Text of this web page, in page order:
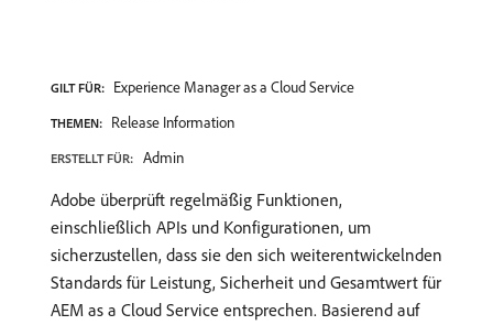
GILT FÜR: Experience Manager as a Cloud Service
THEMEN: Release Information
ERSTELLT FÜR: Admin
Adobe überprüft regelmäßig Funktionen,
einschließlich APIs und Konfigurationen, um
sicherzustellen, dass sie den sich weiterentwickelnden
Standards für Leistung, Sicherheit und Gesamtwert für
AEM as a Cloud Service entsprechen. Basierend auf